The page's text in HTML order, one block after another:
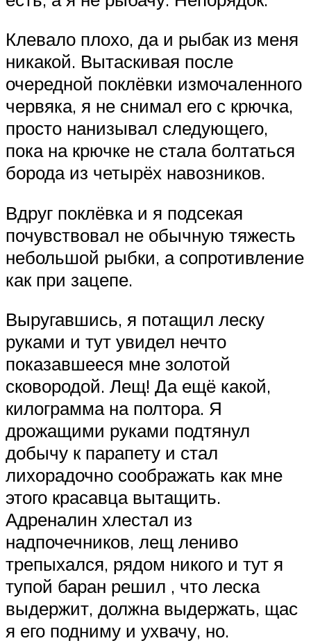
Клевало плохо, да и рыбак из меня
никакой. Вытаскивая после
очередной поклёвки измочаленного
червяка, я не снимал его с крючка,
просто нанизывал следующего,
пока на крючке не стала болтаться
борода из четырёх навозников.
Вдруг поклёвка и я подсекая
почувствовал не обычную тяжесть
небольшой рыбки, а сопротивление
как при зацепе.
Выругавшись, я потащил леску
руками и тут увидел нечто
показавшееся мне золотой
сковородой. Лещ! Да ещё какой,
килограмма на полтора. Я
дрожащими руками подтянул
добычу к парапету и стал
лихорадочно соображать как мне
этого красавца вытащить.
Адреналин хлестал из
надпочечников, лещ лениво
трепыхался, рядом никого и тут я
тупой баран решил , что леска
выдержит, должна выдержать, щас
я его подниму и ухвачу, но.